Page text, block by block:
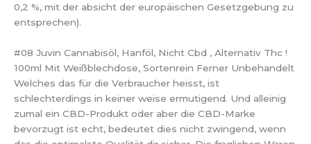
0,2 %, mit der absicht der europäischen Gesetzgebung zu
entsprechen).
#08 Juvin Cannabisöl, Hanföl, Nicht Cbd , Alternativ Thc !
100ml Mit Weißblechdose, Sortenrein Ferner Unbehandelt
Welches das für die Verbraucher heisst, ist
schlechterdings in keiner weise ermutigend. Und alleinig
zumal ein CBD-Produkt oder aber die CBD-Marke
bevorzugt ist echt, bedeutet dies nicht zwingend, wenn